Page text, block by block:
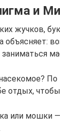
и
жучков,
отдых, чтобы
или мошки